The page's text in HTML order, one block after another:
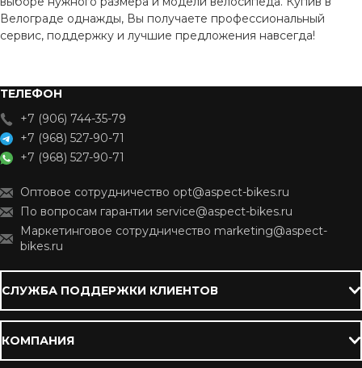
Велограде однажды, Вы получаете профессиональный
сервис, поддержку и лучшие предложения навсегда!
ТЕЛЕФОН
+7 (906) 744-35-79
+7 (968) 527-90-71
+7 (968) 527-90-71
Оптовое сотрудничество opt@aspect-bikes.ru
По вопросам гарантии service@aspect-bikes.ru
Маркетинговое сотрудничество marketing@aspect-
bikes.ru
СЛУЖБА ПОДДЕРЖКИ КЛИЕНТОВ
КОМПАНИЯ